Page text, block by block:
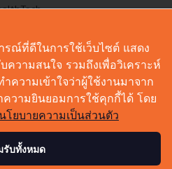
Innov
Thoughts
Videos
รณ์ที่ดีในการใช้เว็บไซต์ แสดง
วามสนใจ รวมถึงเพื่อวิเคราะห์
ความเข้าใจว่าผู้ใช้งานมาจาก
วามยินยอมการใช้คุกกี้ได้ โดย
นโยบายความเป็นส่วนตัว
รับทั้งหมด